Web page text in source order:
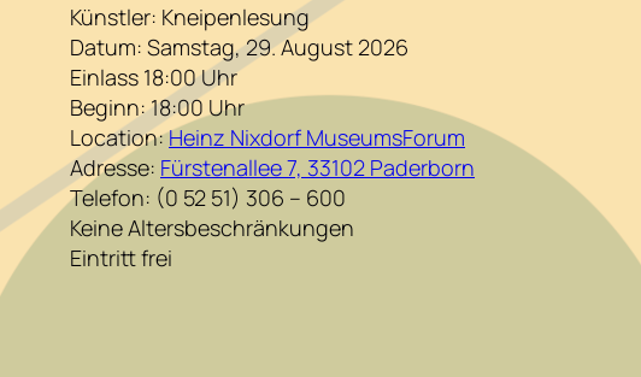
Künstler: Kneipenlesung
Datum: Samstag, 29. August 2026
Einlass 18:00 Uhr
Beginn: 18:00 Uhr
Location:Heinz Nixdorf MuseumsForum
Adresse: Fürstenallee 7, 33102 Paderborn
Telefon: (0 52 51) 306 – 600
Keine Altersbeschränkungen
Eintritt frei